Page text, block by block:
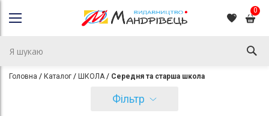
0
Головна Каталог ШКОЛА Середня та старша школа
Фільтр